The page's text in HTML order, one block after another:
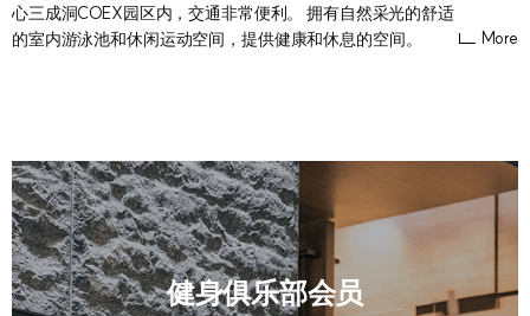
心三成洞COEX园区内，交通非常便利。 拥有自然采光的舒适
的室内游泳池和休闲运动空间，提供健康和休息的空间。
More
健身俱乐部会员